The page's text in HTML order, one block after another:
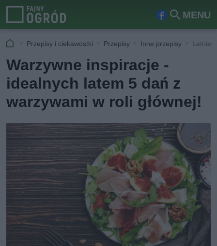
MENU
Fa
ook
Szu
kaj
Przepisy i ciekawostki Przepisy Inne przepisy Letnie
Warzywne inspiracje -
idealnych latem 5 dań z
warzywami w roli głównej!